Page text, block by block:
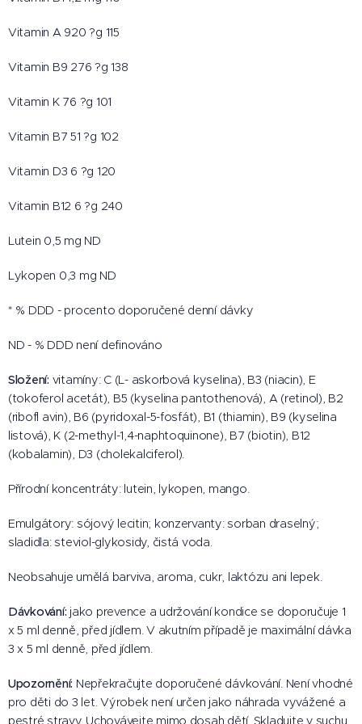
Vitamin A 920 ?g 115
Vitamin B9 276 ?g 138
Vitamin K 76 ?g 101
Vitamin B7 51 ?g 102
Vitamin D3 6 ?g 120
Vitamin B12 6 ?g 240
Lutein 0,5 mg ND
Lykopen 0,3 mg ND
* % DDD - procento doporučené denní dávky
ND - % DDD není definováno
Složení: vitamíny: C (L- askorbová kyselina), B3 (niacin), E
(tokoferol acetát), B5 (kyselina pantothenová), A (retinol), B2
(ribofl avin), B6 (pyridoxal-5-fosfát), B1 (thiamin), B9 (kyselina
listová), K (2-methyl-1,4-naphtoquinone), B7 (biotin), B12
(kobalamin), D3 (cholekalciferol).
Přírodní koncentráty: lutein, lykopen, mango.
Emulgátory: sójový lecitin; konzervanty: sorban draselný;
sladidla: steviol-glykosidy, čistá voda.
Neobsahuje umělá barviva, aroma, cukr, laktózu ani lepek.
Dávkování: jako prevence a udržování kondice se doporučuje 1
x 5 ml denně, před jídlem. V akutním případě je maximální dávka
3 x 5 ml denně, před jídlem.
Upozornění: Nepřekračujte doporučené dávkování. Není vhodné
pro děti do 3 let. Výrobek není určen jako náhrada vyvážené a